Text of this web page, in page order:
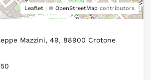
Leaflet | © OpenStreetMap contributors
Mazzini, 49, 88900 Crotone